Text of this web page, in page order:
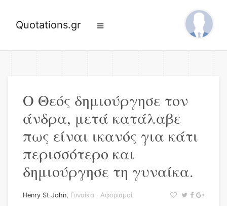
Quotations.gr
Ο Θεός δημιούργησε τον
άνδρα, μετά κατάλαβε
πως είναι ικανός για κάτι
περισσότερο και
δημιούργησε τη γυναίκα.
Henry St John, Γυναίκα · Αφορισμοί